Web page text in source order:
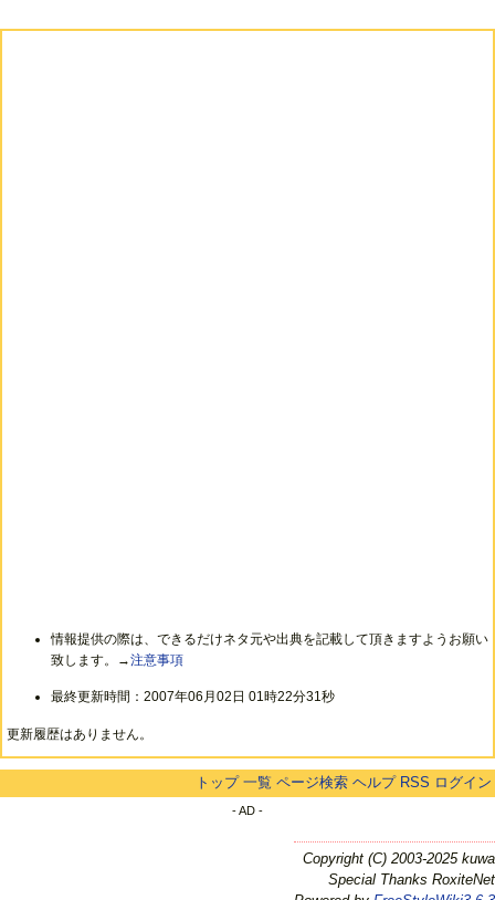
情報提供の際は、できるだけネタ元や出典を記載して頂きますようお願い
致します。→注意事項
最終更新時間：2007年06月02日 01時22分31秒
更新履歴はありません。
トップ 一覧 ページ検索 ヘルプ RSS ログイン
- AD -
Copyright (C) 2003-2025 kuwa
Special Thanks RoxiteNet